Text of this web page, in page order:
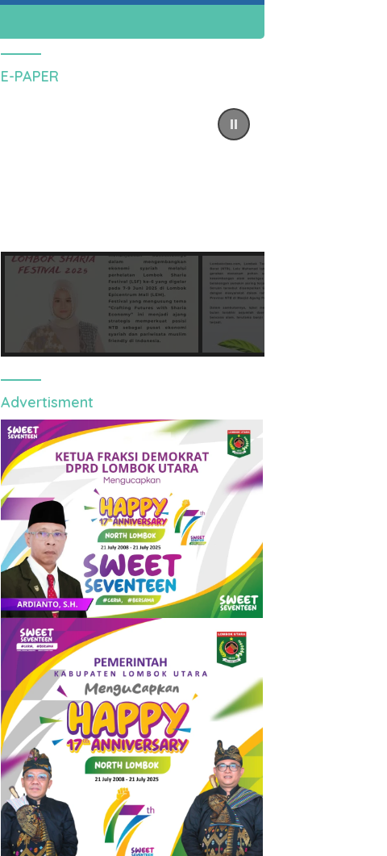
E-PAPER
Advertisment